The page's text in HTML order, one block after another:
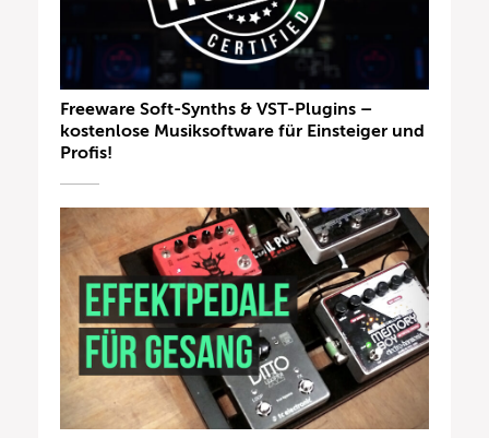
Freeware Soft-Synths & VST-Plugins –
kostenlose Musiksoftware für Einsteiger und
Profis!